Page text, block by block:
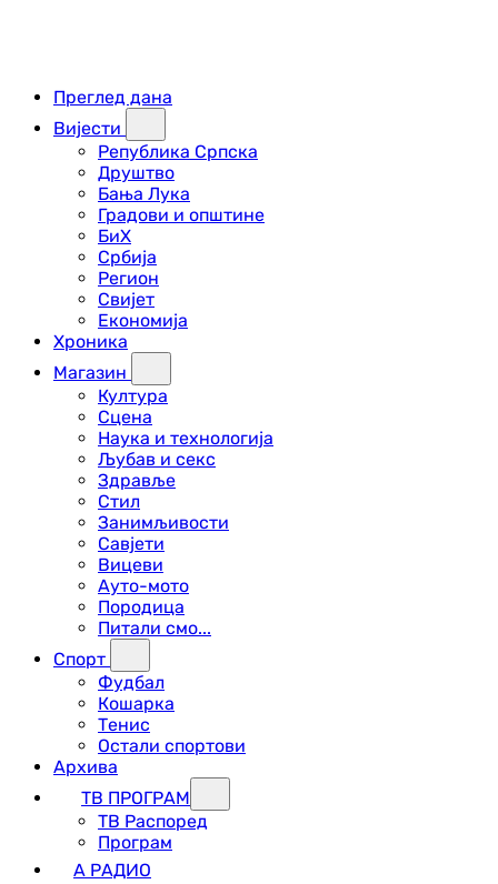
Преглед дана
Вијести
Република Српска
Друштво
Бања Лука
Градови и општине
БиХ
Србија
Регион
Свијет
Економија
Хроника
Магазин
Култура
Сцена
Наука и технологија
Љубав и секс
Здравље
Стил
Занимљивости
Савјети
Вицеви
Ауто-мото
Породица
Питали смо...
Спорт
Фудбал
Кошарка
Тенис
Остали спортови
Архива
ТВ ПРОГРАМ
ТВ Распоред
Програм
А РАДИО